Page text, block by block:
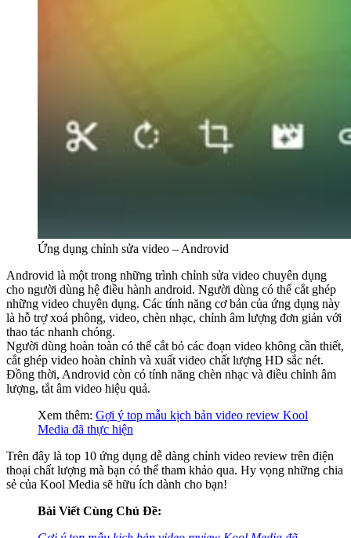
Ứng dụng chỉnh sửa video – Androvid
Androvid là một trong những trình chỉnh sửa video chuyên dụng
cho người dùng hệ điều hành android. Người dùng có thể cắt ghép
những video chuyên dụng. Các tính năng cơ bản của ứng dụng này
là hỗ trợ xoá phông, video, chèn nhạc, chỉnh âm lượng đơn giản với
thao tác nhanh chóng.
Người dùng hoàn toàn có thể cắt bỏ các đoạn video không cần thiết,
cắt ghép video hoàn chỉnh và xuất video chất lượng HD sắc nét.
Đồng thời, Androvid còn có tính năng chèn nhạc và điều chỉnh âm
lượng, tắt âm video hiệu quả.
Xem thêm: Gợi ý top mẫu kịch bản video review Kool
Media đã thực hiện
Trên đây là top 10 ứng dụng dễ dàng chỉnh video review trên điện
thoại chất lượng mà bạn có thể tham khảo qua. Hy vọng những chia
sẻ của Kool Media sẽ hữu ích dành cho bạn!
Bài Viết Cùng Chủ Đề: